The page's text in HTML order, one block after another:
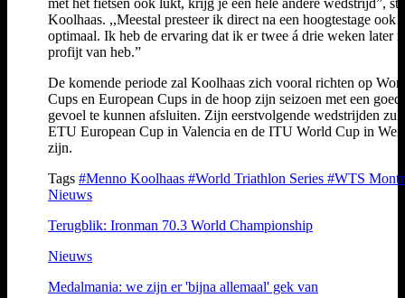
Koolhaas. ,,Meestal presteer ik direct na een hoogtestage ook
optimaal. Ik heb de ervaring dat ik er twee á drie weken later
profijt van heb.”
De komende periode zal Koolhaas zich vooral richten op
Cups en European Cups in de hoop zijn seizoen met een goed
gevoel te kunnen afsluiten. Zijn eerstvolgende wedstrijden
ETU European Cup in Valencia en de ITU World Cup in
zijn.
Tags #Menno Koolhaas #World Triathlon Series #WTS
Nieuws
Terugblik: Ironman 70.3 World Championship
Nieuws
Medalmania: we zijn er 'bijna allemaal' gek van